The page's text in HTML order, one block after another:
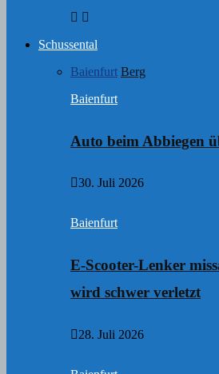
Schussental
Baienfurt Berg
Baienfurt
Auto beim Abbiegen
30. Juli 2026
Baienfurt
E-Scooter-Lenker
wird schwer verletzt
28. Juli 2026